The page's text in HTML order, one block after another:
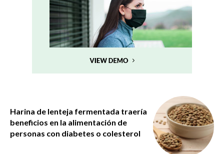
Harina de lenteja fermentada traería
beneficios en la alimentación de
personas con diabetes o colesterol